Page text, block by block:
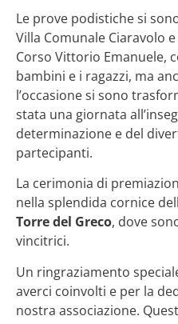
Le prove podistiche si
Villa Comunale Ciaravolo
Corso Vittorio Emanuele,
bambini e i ragazzi, ma
l’occasione si sono
stata una giornata
determinazione e del
partecipanti.
La cerimonia di
nella splendida cornice
Torre del Greco, dove
vincitrici.
Un ringraziamento
averci coinvolti e per la
nostra associazione.